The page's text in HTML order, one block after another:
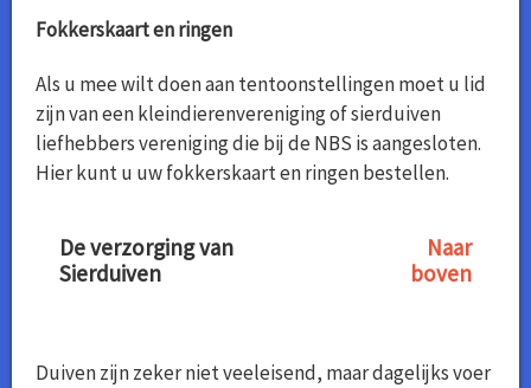
Fokkerskaart en ringen
Als u mee wilt doen aan tentoonstellingen moet u lid
zijn van een kleindierenvereniging of sierduiven
liefhebbers vereniging die bij de NBS is aangesloten.
Hier kunt u uw fokkerskaart en ringen bestellen.
De verzorging van
Sierduiven
Naar
boven
Duiven zijn zeker niet veeleisend, maar dagelijks voer